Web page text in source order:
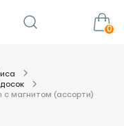
0
Сумма: 0.00€
с магнитом (ассорти)